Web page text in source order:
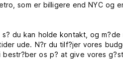
som er billigere end NYC og
og m?de nye venner. Vi leverer
ude. N?r du tilf?jer vores
os p? at give vores